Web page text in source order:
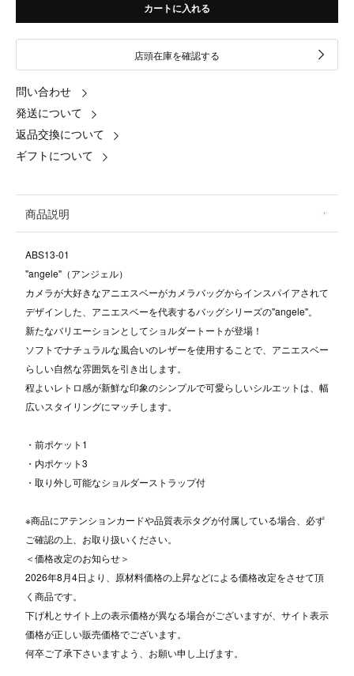
カートに入れる
店頭在庫を確認する
問い合わせ
発送について
返品交換について
ギフトについて
商品説明
ABS13-01
"angele"（アンジェル）
カメラが大好きなアニエスベーがカメラバッグからインスパイアされて
デザインした、アニエスベーを代表するバッグシリーズの"angele"。
新たなバリエーションとしてショルダートートが登場！
ソフトでナチュラルな風合いのレザーを使用することで、アニエスベー
らしい自然な雰囲気を引き出します。
程よいレトロ感が新鮮な印象のシンプルで可愛らしいシルエットは、幅
広いスタイリングにマッチします。
・前ポケット1
・内ポケット3
・取り外し可能なショルダーストラップ付
※商品にアテンションカードや品質表示タグが付属している場合、必ず
ご確認の上、お取り扱いください。
＜価格改定のお知らせ＞
2026年8月4日より、原材料価格の上昇などによる価格改定をさせて頂
く商品です。
下げ札とサイト上の表示価格が異なる場合がございますが、サイト表示
価格が正しい販売価格でございます。
何卒ご了承下さいますよう、お願い申し上げます。